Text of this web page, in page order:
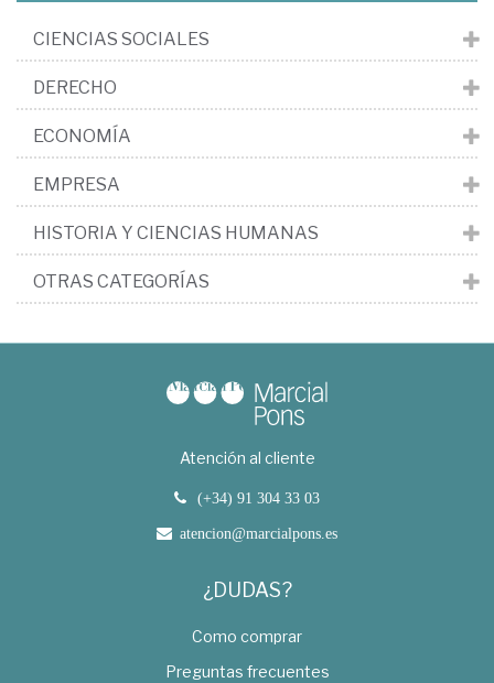
CIENCIAS SOCIALES
DERECHO
ECONOMÍA
EMPRESA
HISTORIA Y CIENCIAS HUMANAS
OTRAS CATEGORÍAS
Atención al cliente
(+34) 91 304 33 03
atencion@marcialpons.es
¿DUDAS?
Como comprar
Preguntas frecuentes